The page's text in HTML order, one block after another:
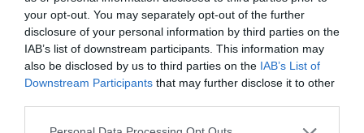
your opt-out. You may separately opt-out of the further
disclosure of your personal information by third parties on the
IAB’s list of downstream participants. This information may
also be disclosed by us to third parties on the IAB’s List of
Downstream Participants that may further disclose it to other
Please note that this website/app uses one or more Google